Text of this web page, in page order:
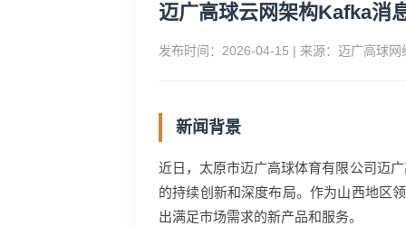
迈广高球云网架构Kafka消
发布时间：2026-04-15 | 来源：迈广高球
新闻背景
近日，太原市迈广高球体育有限公司迈
的持续创新和深度布局。作为山西地区
出满足市场需求的新产品和服务。